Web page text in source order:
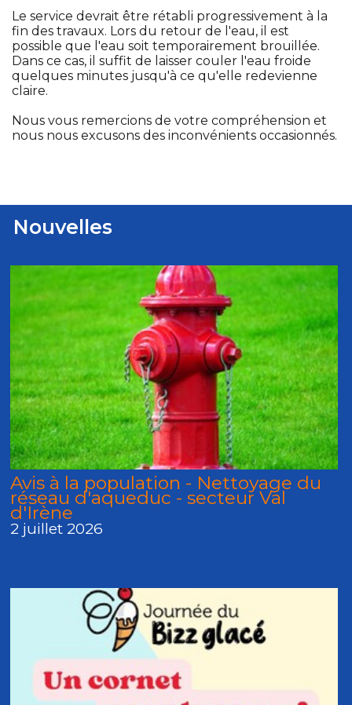
Le service devrait être rétabli progressivement à la
fin des travaux. Lors du retour de l'eau, il est
possible que l'eau soit temporairement brouillée.
Dans ce cas, il suffit de laisser couler l'eau froide
quelques minutes jusqu'à ce qu'elle redevienne
claire.
Nous vous remercions de votre compréhension et
nous nous excusons des inconvénients occasionnés.
Nouvelles
Avis à la population - Nettoyage du
réseau d'aqueduc - secteur Val
d'Irène
2 juillet 2026